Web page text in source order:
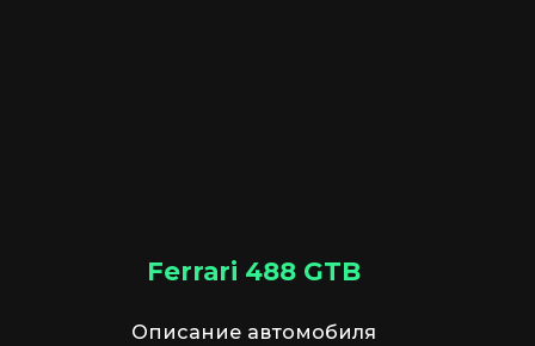
Ferrari 488 GTB
Описание автомобиля